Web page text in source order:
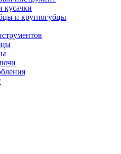
кусачки
и круглогубцы